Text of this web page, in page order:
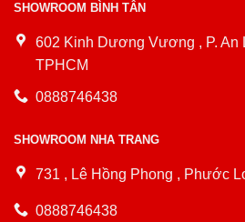
SHOWROOM BÌNH TÂN
602 Kinh Dương Vương , P. An
TPHCM
0888746438
SHOWROOM NHA TRANG
731 , Lê Hồng Phong , Phước
0888746438